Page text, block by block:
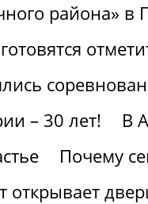
района» в
– 30 лет!
В
Почему
открывает